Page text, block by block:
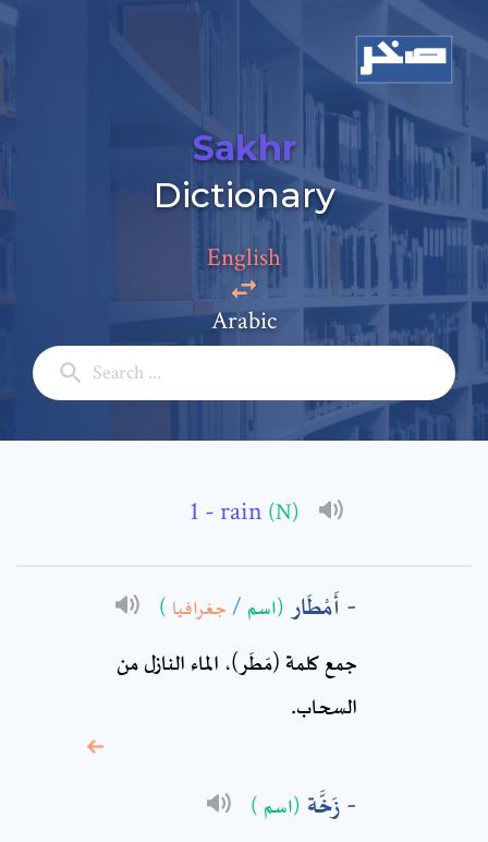
Sakhr
Dictionary
English
Arabic
- rain (N)
أَمْطَار (اسم / جغرافيا )
جمع كلمة (مَطَر)، الماء النازل من
السحاب.
زَخَّة (اسم )
Add a comment
Email: *
Subject: *